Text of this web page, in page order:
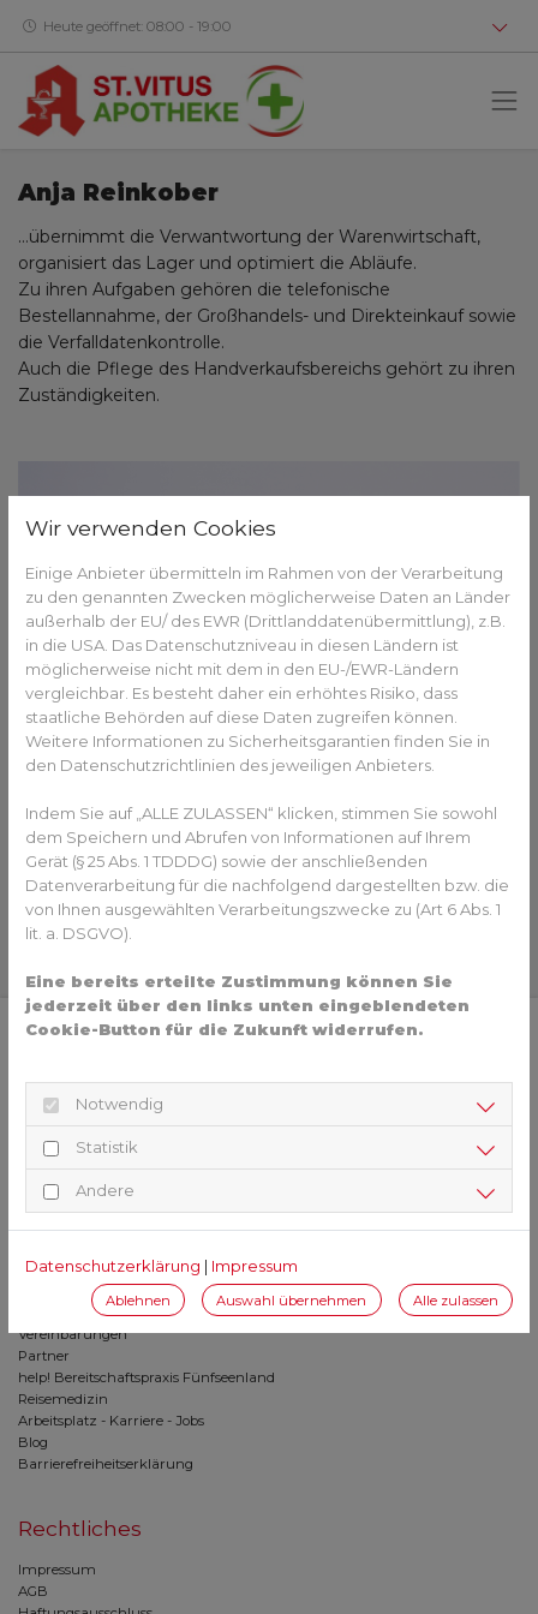
Heute geöffnet: 08:00 - 19:00
Anja Reinkober
…übernimmt die Verwantwortung der Warenwirtschaft,
organisiert das Lager und optimiert die Abläufe.
Zu ihren Aufgaben gehören die telefonische
Bestellannahme, der Großhandels- und Direkteinkauf sowie
die Verfalldatenkontrolle.
Auch die Pflege des Handverkaufsbereichs gehört zu ihren
Zuständigkeiten.
St. Vitus Apotheke
Römerstr. 32
08105 / 208250
Service
Vereinbarungen
Partner
help! Bereitschaftspraxis Fünfseenland
Reisemedizin
Arbeitsplatz - Karriere - Jobs
Blog
Barrierefreiheitserklärung
Rechtliches
Impressum
AGB
Wir verwenden Cookies
Einige Anbieter übermitteln im Rahmen von der Verarbeitung
zu den genannten Zwecken möglicherweise Daten an Länder
außerhalb der EU/ des EWR (Drittlanddatenübermittlung), z.B.
in die USA. Das Datenschutzniveau in diesen Ländern ist
möglicherweise nicht mit dem in den EU-/EWR-Ländern
vergleichbar. Es besteht daher ein erhöhtes Risiko, dass
staatliche Behörden auf diese Daten zugreifen können.
Weitere Informationen zu Sicherheitsgarantien finden Sie in
den Datenschutzrichtlinien des jeweiligen Anbieters.
Indem Sie auf „ALLE ZULASSEN“ klicken, stimmen Sie sowohl
dem Speichern und Abrufen von Informationen auf Ihrem
Gerät (§ 25 Abs. 1 TDDDG) sowie der anschließenden
Datenverarbeitung für die nachfolgend dargestellten bzw. die
von Ihnen ausgewählten Verarbeitungszwecke zu (Art 6 Abs. 1
lit. a. DSGVO).
Eine bereits erteilte Zustimmung können Sie
jederzeit über den links unten eingeblendeten
Cookie-Button für die Zukunft widerrufen.
Notwendig
Statistik
Andere
Datenschutzerklärung | Impressum
Ablehnen Auswahl übernehmen Alle zulassen